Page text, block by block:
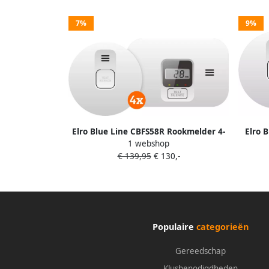
7%
Elro Blue Line CBFS58R Rookmelder 4-
pack + Koolmonoxidemelder
1 webshop
€ 139,95€ 130,-
9%
Elro
Populaire categorieën
Gereedschap